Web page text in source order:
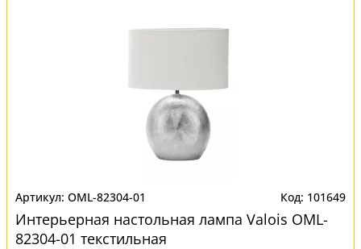
OML-82304-01 101649
Интерьерная настольная лампа Valois OML-
82304-01 текстильная